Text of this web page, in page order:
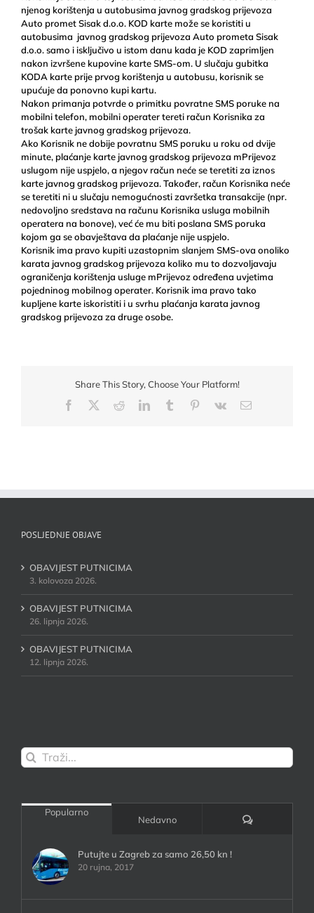
njenog korištenja u autobusima javnog gradskog prijevoza
Auto promet Sisak d.o.o. KOD karte može se koristiti u
autobusima javnog gradskog prijevoza Auto prometa Sisak
d.o.o. samo i isključivo u istom danu kada je KOD zaprimljen
nakon izvršene kupovine karte SMS-om. U slučaju gubitka
KODA karte prije prvog korištenja u autobusu, korisnik se
upućuje da ponovno kupi kartu.
Nakon primanja potvrde o primitku povratne SMS poruke na
mobilni telefon, mobilni operater tereti račun Korisnika za
trošak karte javnog gradskog prijevoza.
Ako Korisnik ne dobije povratnu SMS poruku u roku od dvije
minute, plaćanje karte javnog gradskog prijevoza mPrijevoz
uslugom nije uspjelo, a njegov račun neće se teretiti za iznos
karte javnog gradskog prijevoza. Također, račun Korisnika neće
se teretiti ni u slučaju nemogućnosti završetka transakcije (npr.
nedovoljno sredstava na računu Korisnika usluga mobilnih
operatera na bonove), već će mu biti poslana SMS poruka
kojom ga se obavještava da plaćanje nije uspjelo.
Korisnik ima pravo kupiti uzastopnim slanjem SMS-ova onoliko
karata javnog gradskog prijevoza koliko mu to dozvoljavaju
ograničenja korištenja usluge mPrijevoz određena uvjetima
pojedninog mobilnog operater. Korisnik ima pravo tako
kupljene karte iskoristiti i u svrhu plaćanja karata javnog
gradskog prijevoza za druge osobe.
Share This Story, Choose Your Platform!
Facebook
RedditLinkedInTumblr Pinterest
Vk Email:
POSLJEDNJE OBJAVE
OBAVIJEST PUTNICIMA
3. kolovoza 2026.
OBAVIJEST PUTNICIMA
26. lipnja 2026.
OBAVIJEST PUTNICIMA
12. lipnja 2026.
Traži...
Popularno
Nedavno Komentari:
Putujte u Zagreb za samo 26,50 kn !
20 rujna, 2017